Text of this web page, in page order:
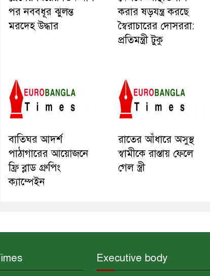
পর নববধূর ঝুলন্ত
মরদেহ উদ্ধার
করার ষড়যন্ত্র করছে
স্বৈরাচারের দোসররা:
প্রতিমন্ত্রী টুকু
বাতিঘর আদর্শ
পাঠাগারের আয়োজনে
ফ্রি ব্লাড গ্রুপিং
ক্যাম্পেইন
রাতের আঁধারে অসুস্থ
স্বামীকে রাস্তায় ফেলে
গেল স্ত্রী
Executive body